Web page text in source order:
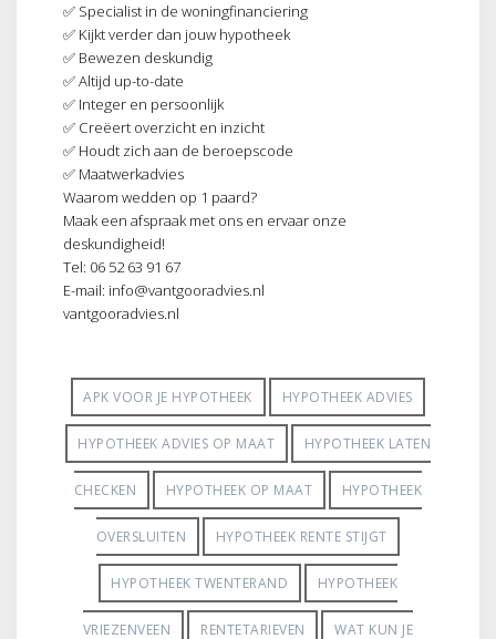
✅ Specialist in de woningfinanciering
✅ Kijkt verder dan jouw hypotheek
✅ Bewezen deskundig
✅ Altijd up-to-date
✅ Integer en persoonlijk
✅ Creëert overzicht en inzicht
✅ Houdt zich aan de beroepscode
✅ Maatwerkadvies
Waarom wedden op 1 paard?
Maak een afspraak met ons en ervaar onze
deskundigheid!
Tel: 06 52 63 91 67
E-mail: info@vantgooradvies.nl
vantgooradvies.nl
APK VOOR JE HYPOTHEEK HYPOTHEEK ADVIES
HYPOTHEEK ADVIES OP MAAT HYPOTHEEK LATEN
CHECKEN HYPOTHEEK OP MAAT HYPOTHEEK
OVERSLUITEN HYPOTHEEK RENTE STIJGT
HYPOTHEEK TWENTERAND HYPOTHEEK
VRIEZENVEEN RENTETARIEVEN WAT KUN JE